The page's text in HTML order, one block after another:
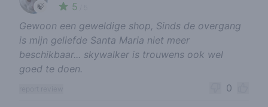
🍃 5
Gewoon een geweldige shop, Sinds de overgang
is mijn geliefde Santa Maria niet meer
beschikbaar... skywalker is trouwens ook wel
goed te doen.
0